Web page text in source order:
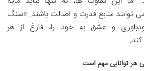
توانند منابع قدرت و اصالت باشند. «سنگ
و عشق به خود را، فارغ از هر
هر توانایی مهم است